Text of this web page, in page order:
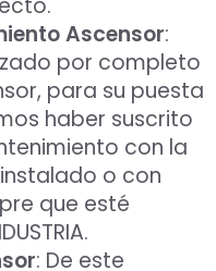
Ascensor:
por completo
para su puesta
haber suscrito
con la
o con
que esté
: De este